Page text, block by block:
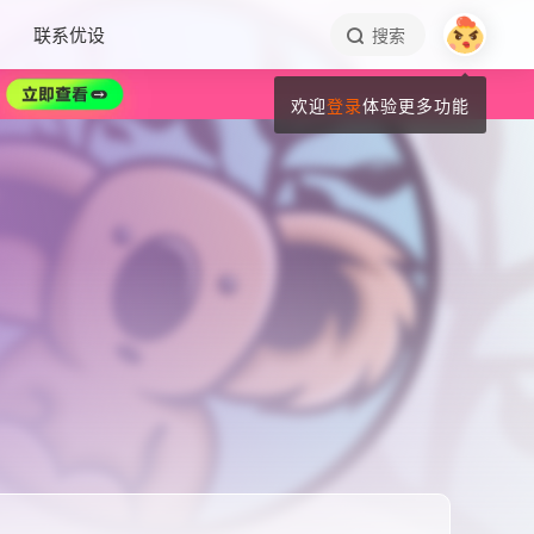
联系优设 搜索
欢迎登录体验更多功能